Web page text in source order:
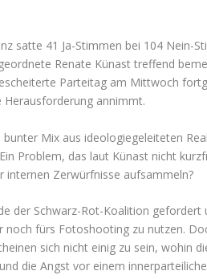
satte 41 Ja-Stimmen bei 104 Nein-
Renate Künast treffend
Parteitag am Mittwoch
annimmt.
Mix aus ideologiegeleiteten
Problem, das laut Künast nicht
internen Zerwürfnisse aufsammeln?
der Schwarz-Rot-Koalition
fürs Fotoshooting zu nutzen.
sich nicht einig zu sein, wohin
die Angst vor einem